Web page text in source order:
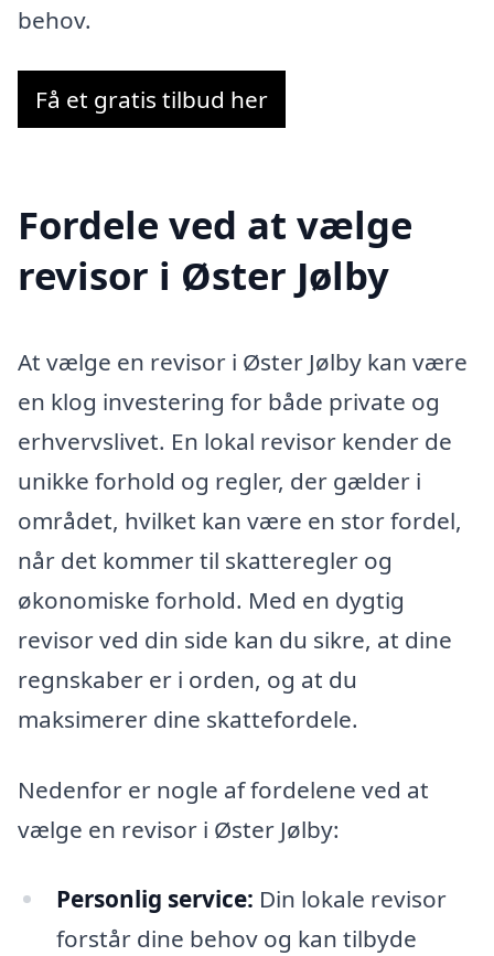
behov.
Få et gratis tilbud her
Fordele ved at vælge
revisor i Øster Jølby
At vælge en revisor i Øster Jølby kan være
en klog investering for både private og
erhvervslivet. En lokal revisor kender de
unikke forhold og regler, der gælder i
området, hvilket kan være en stor fordel,
når det kommer til skatteregler og
økonomiske forhold. Med en dygtig
revisor ved din side kan du sikre, at dine
regnskaber er i orden, og at du
maksimerer dine skattefordele.
Nedenfor er nogle af fordelene ved at
vælge en revisor i Øster Jølby:
Personlig service: Din lokale revisor
forstår dine behov og kan tilbyde